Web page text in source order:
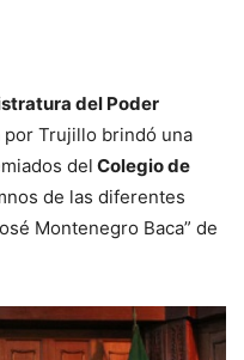
del Poder
por Trujillo brindó una
del Colegio de
de las diferentes
Montenegro Baca” de